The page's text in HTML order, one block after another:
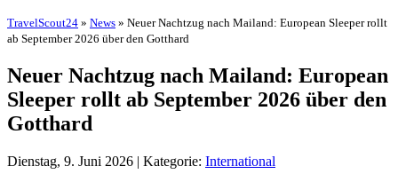
TravelScout24 » News » Neuer Nachtzug nach Mailand: European Sleeper rollt
ab September 2026 über den Gotthard
Neuer Nachtzug nach Mailand: European
Sleeper rollt ab September 2026 über den
Gotthard
Dienstag, 9. Juni 2026 | Kategorie: International